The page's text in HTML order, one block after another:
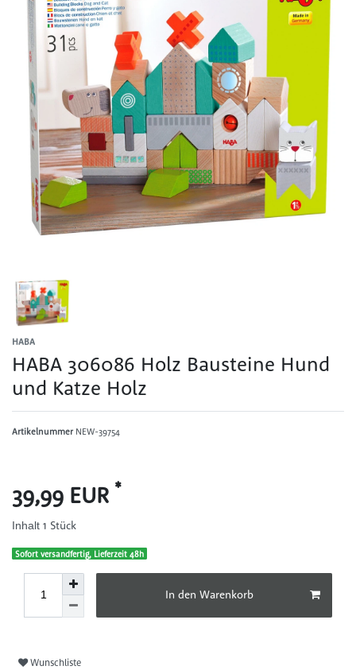
HABA
HABA 306086 Holz Bausteine Hund
und Katze Holz
Artikelnummer NEW-39754
39,99 EUR *
Inhalt 1 Stück
Sofort versandfertig, Lieferzeit 48h
In den Warenkorb
Wunschliste